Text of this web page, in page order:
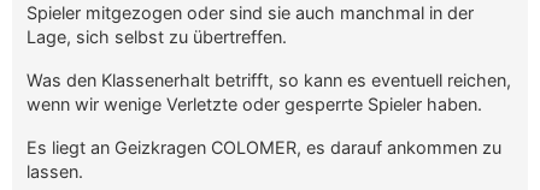
Spieler mitgezogen oder sind sie auch manchmal in der
Lage, sich selbst zu übertreffen.
Was den Klassenerhalt betrifft, so kann es eventuell reichen,
wenn wir wenige Verletzte oder gesperrte Spieler haben.
Es liegt an Geizkragen COLOMER, es darauf ankommen zu
lassen.